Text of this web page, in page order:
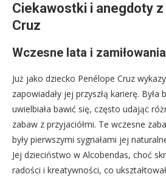
Ciekawostki i anegdoty
Cruz
Wczesne lata i zamiłowania
Już jako dziecko Penélope Cruz
zapowiadały jej przyszłą karierę.
uwielbiała bawić się, często udając
zabaw z przyjaciółmi. Te wczesne
były pierwszymi sygnałami jej
Jej dzieciństwo w Alcobendas, choć
radości i kreatywności, co